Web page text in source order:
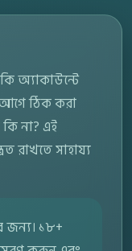
অ্যাকাউন্টে
ঠিক করা
না? এই
রাখতে সাহায্য
জন্য। ১৮+